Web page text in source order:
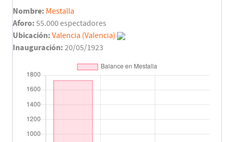
Nombre: Mestalla
Aforo: 55.000 espectadores
Ubicación: Valencia (Valencia)
Inauguración: 20/05/1923